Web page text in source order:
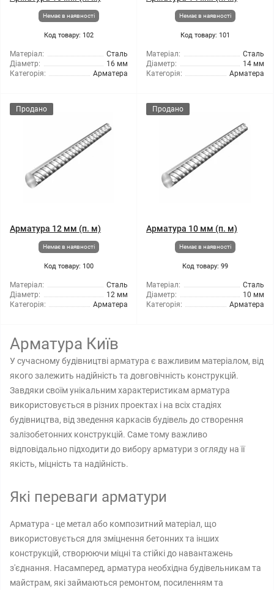
Немає в наявності
Код товару: 102
Матеріал:
Сталь
Діаметр:
16 мм
Категорія:
Арматера
Немає в наявності
Код товару: 101
Матеріал:
Сталь
Діаметр:
14 мм
Категорія:
Арматера
Продано
Арматура 12 мм (п. м)
Немає в наявності
Код товару: 100
Матеріал:
Сталь
Діаметр:
12 мм
Категорія:
Арматера
Продано
Арматура 10 мм (п. м)
Немає в наявності
Код товару: 99
Матеріал:
Сталь
Діаметр:
10 мм
Категорія:
Арматера
Арматура Київ
У сучасному будівництві арматура є важливим матеріалом, від
якого залежить надійність та довговічність конструкцій.
Завдяки своїм унікальним характеристикам арматура
використовується в різних проектах і на всіх стадіях
будівництва, від зведення каркасів будівель до створення
залізобетонних конструкцій. Саме тому важливо
відповідально підходити до вибору арматури з огляду на її
якість, міцність та надійність.
Які переваги арматури
Арматура - це метал або композитний матеріал, що
використовується для зміцнення бетонних та інших
конструкцій, створюючи міцні та стійкі до навантажень
з'єднання. Насамперед, арматура необхідна будівельникам та
майстрам, які займаються ремонтом, посиленням та